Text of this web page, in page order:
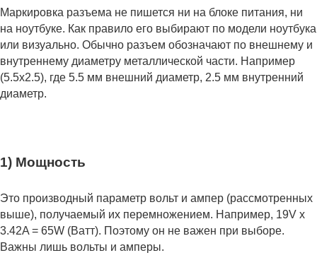
Маркировка разъема не пишется ни на блоке питания, ни
на ноутбуке. Как правило его выбирают по модели ноутбука
или визуально. Обычно разъем обозначают по внешнему и
внутреннему диаметру металлической части. Например
(5.5x2.5), где 5.5 мм внешний диаметр, 2.5 мм внутренний
диаметр.
1) Мощность
Это производный параметр вольт и ампер (рассмотренных
выше), получаемый их перемножением. Например, 19V x
3.42A = 65W (Ватт). Поэтому он не важен при выборе.
Важны лишь вольты и амперы.